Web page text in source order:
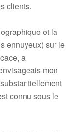
clients.
et la
ennuyeux) sur le
a
mon
connu sous le